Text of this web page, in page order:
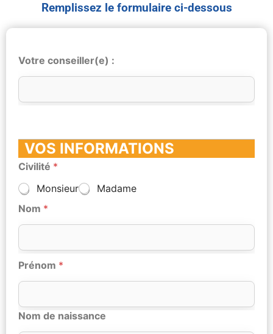
Remplissez le formulaire ci-dessous
Votre conseiller(e) :
VOS INFORMATIONS
Civilité *
Monsieur
Madame
Nom *
Prénom *
Nom de naissance